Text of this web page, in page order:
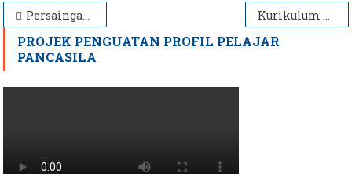
Navigasi
pos
Persaingan Global Kurikulum Terbaru
PROJEK PENGUATAN PROFIL PELAJAR
PANCASILA